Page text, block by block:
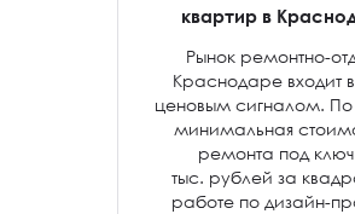
квартир в
Рынок ремонтно-
Краснодаре входит
ценовым сигналом.
минимальная
ремонта под ключ
тыс. рублей за
работе по дизайн-